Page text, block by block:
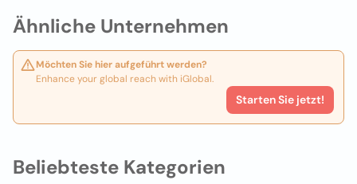
Ähnliche Unternehmen
Möchten Sie hier aufgeführt werden?
Enhance your global reach with iGlobal.
Starten Sie jetzt!
Beliebteste Kategorien